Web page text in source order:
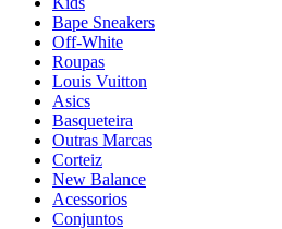
Bape Sneakers
Off-White
Roupas
Louis Vuitton
Asics
Basqueteira
Outras Marcas
Corteiz
New Balance
Acessorios
Conjuntos